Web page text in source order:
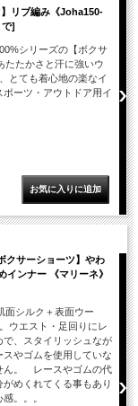
リブ編み《Joha150-
で]
シリーズの【ボクサ
たたかさと汗に強いウ
とても着心地の楽なイ
ーツ・アウトドア用イ
クサーショーツ】やわ
インナー 《マリーネ》
面シルク＋表面ウー
ウエスト・足回りにレ
、スタイリッシュなが
やゴムを使用していな
ん。 レースやゴムの代
めくれてくる事もあり
。。。